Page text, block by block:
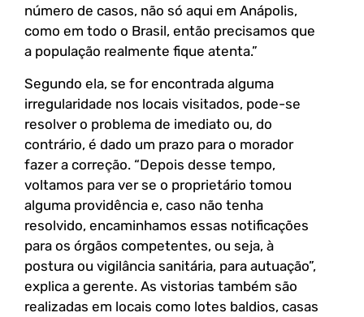
número de casos, não só aqui em Anápolis,
como em todo o Brasil, então precisamos que
a população realmente fique atenta.”
Segundo ela, se for encontrada alguma
irregularidade nos locais visitados, pode-se
resolver o problema de imediato ou, do
contrário, é dado um prazo para o morador
fazer a correção. “Depois desse tempo,
voltamos para ver se o proprietário tomou
alguma providência e, caso não tenha
resolvido, encaminhamos essas notificações
para os órgãos competentes, ou seja, à
postura ou vigilância sanitária, para autuação”,
explica a gerente. As vistorias também são
realizadas em locais como lotes baldios, casas